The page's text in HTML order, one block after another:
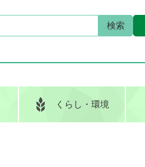
本文へ
キーワード検索G
o
e
カ
くらし ・環境